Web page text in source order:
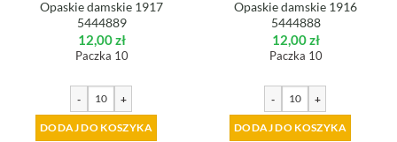
Opaskie damskie 1917
5444889
12,00zł
Paczka 10
- +
DODAJ DO KOSZYKA
Opaskie damskie 1916
5444888
12,00zł
Paczka 10
- +
DODAJ DO KOSZYKA